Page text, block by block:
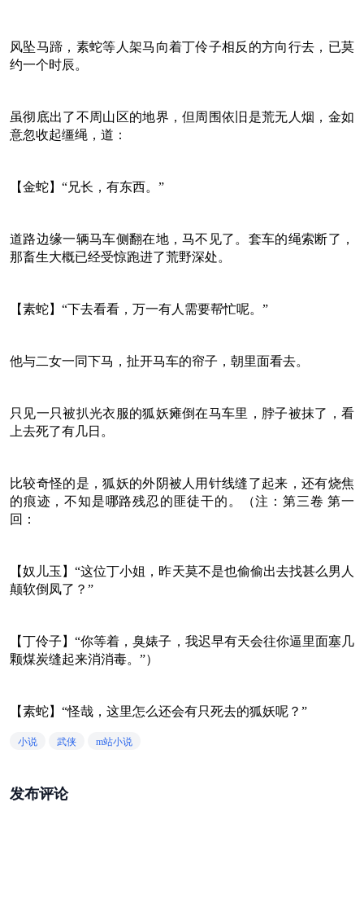
风坠马蹄，素蛇等人架马向着丁伶子相反的方向行去，已莫
约一个时辰。
虽彻底出了不周山区的地界，但周围依旧是荒无人烟，金如
意忽收起缰绳，道：
【金蛇】“兄长，有东西。”
道路边缘一辆马车侧翻在地，马不见了。套车的绳索断了，
那畜生大概已经受惊跑进了荒野深处。
【素蛇】“下去看看，万一有人需要帮忙呢。”
他与二女一同下马，扯开马车的帘子，朝里面看去。
只见一只被扒光衣服的狐妖瘫倒在马车里，脖子被抹了，看
上去死了有几日。
比较奇怪的是，狐妖的外阴被人用针线缝了起来，还有烧焦
的痕迹，不知是哪路残忍的匪徒干的。（注：第三卷 第一
回：
【奴儿玉】“这位丁小姐，昨天莫不是也偷偷出去找甚么男人
颠软倒凤了？”
【丁伶子】“你等着，臭婊子，我迟早有天会往你逼里面塞几
颗煤炭缝起来消消毒。”）
【素蛇】“怪哉，这里怎么还会有只死去的狐妖呢？”
小说 武侠 m站小说
发布评论